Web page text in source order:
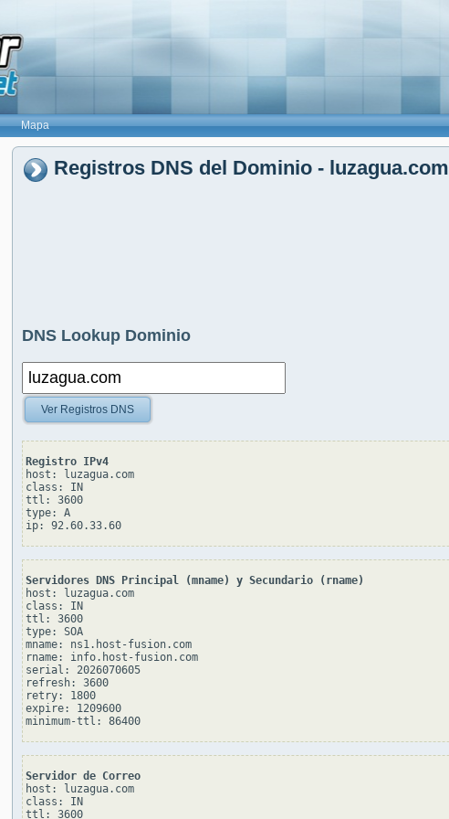
Mapa
Registros DNS del Dominio - luzagua.com
DNS Lookup Dominio
Ver Registros DNS
Registro IPv4
host: luzagua.com
class: IN
ttl: 3600
type: A
ip: 92.60.33.60
Servidores DNS Principal (mname) y Secundario (rname)
host: luzagua.com
class: IN
ttl: 3600
type: SOA
mname: ns1.host-fusion.com
rname: info.host-fusion.com
serial: 2026070605
refresh: 3600
retry: 1800
expire: 1209600
minimum-ttl: 86400
Servidor de Correo
host: luzagua.com
class: IN
ttl: 3600